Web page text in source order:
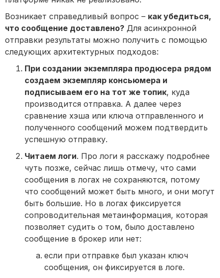
Возникает справедливый вопрос – как убедиться,
что сообщение доставлено? Для асинхронной
отправки результаты можно получить с помощью
следующих архитектурных подходов:
При создании экземпляра продюсера рядом
создаем экземпляр консьюмера и
подписываем его на тот же топик, куда
производится отправка. А далее через
сравнение хэша или ключа отправленного и
полученного сообщений можем подтвердить
успешную отправку.
Читаем логи. Про логи я расскажу подробнее
чуть позже, сейчас лишь отмечу, что сами
сообщения в логах не сохраняются, потому
что сообщений может быть много, и они могут
быть большие. Но в логах фиксируется
сопроводительная метаинформация, которая
позволяет судить о том, было доставлено
сообщение в брокер или нет:
если при отправке был указан ключ
сообщения, он фиксируется в логе.